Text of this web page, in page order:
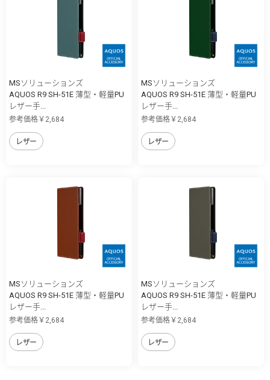
MSソリューションズ
AQUOS R9 SH-51E 薄型・軽量PU
レザー手...
参考価格￥2,684
レザー
MSソリューションズ
AQUOS R9 SH-51E 薄型・軽量PU
レザー手...
参考価格￥2,684
レザー
MSソリューションズ
AQUOS R9 SH-51E 薄型・軽量PU
レザー手...
参考価格￥2,684
レザー
MSソリューションズ
AQUOS R9 SH-51E 薄型・軽量PU
レザー手...
参考価格￥2,684
レザー